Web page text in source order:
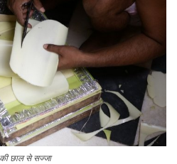
छाल से सज्जा